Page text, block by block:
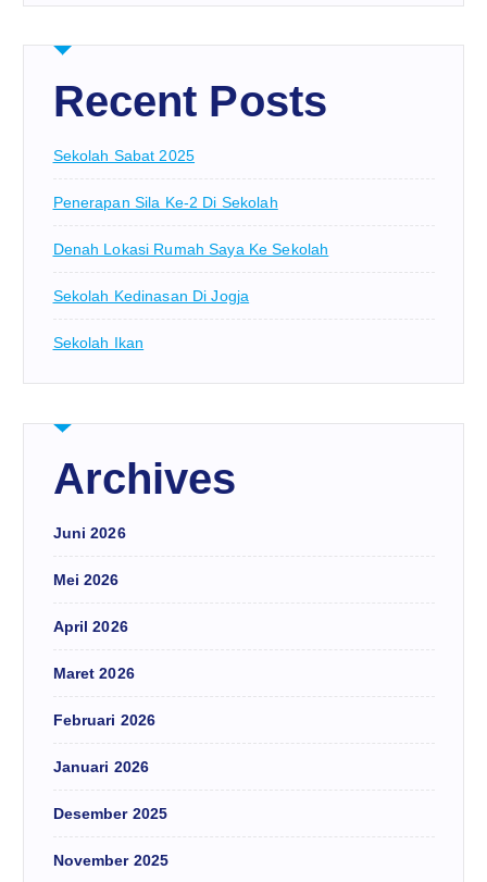
Recent Posts
Sekolah Sabat 2025
Penerapan Sila Ke-2 Di Sekolah
Denah Lokasi Rumah Saya Ke Sekolah
Sekolah Kedinasan Di Jogja
Sekolah Ikan
Archives
Juni 2026
Mei 2026
April 2026
Maret 2026
Februari 2026
Januari 2026
Desember 2025
November 2025